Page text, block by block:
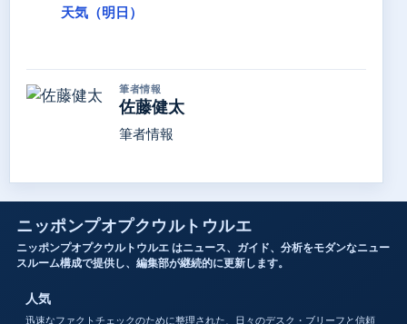
天気（明日）
筆者情報
佐藤健太
筆者情報
ニッポンプオプクウルトウルエ
ニッポンプオプクウルトウルエ はニュース、ガイド、分析をモダンなニュー
スルーム構成で提供し、編集部が継続的に更新します。
人気
迅速なファクトチェックのために整理された、日々のデスク・ブリーフと信頼